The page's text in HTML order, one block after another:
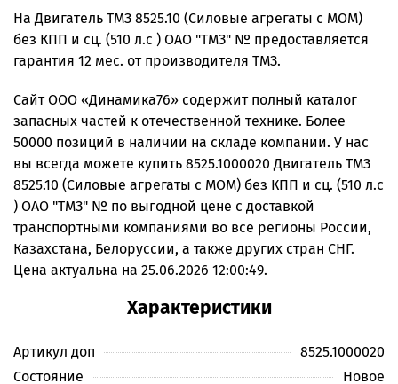
На Двигатель ТМЗ 8525.10 (Силовые агрегаты с МОМ)
без КПП и сц. (510 л.с ) ОАО "ТМЗ" № предоставляется
гарантия 12 мес. от производителя ТМЗ.
Сайт ООО «Динамика76» содержит полный каталог
запасных частей к отечественной технике. Более
50000 позиций в наличии на складе компании. У нас
вы всегда можете купить 8525.1000020 Двигатель ТМЗ
8525.10 (Силовые агрегаты с МОМ) без КПП и сц. (510 л.с
) ОАО "ТМЗ" № по выгодной цене с доставкой
транспортными компаниями во все регионы России,
Казахстана, Белоруссии, а также других стран СНГ.
Цена актуальна на 25.06.2026 12:00:49.
Характеристики
Артикул доп
8525.1000020
Состояние
Новое